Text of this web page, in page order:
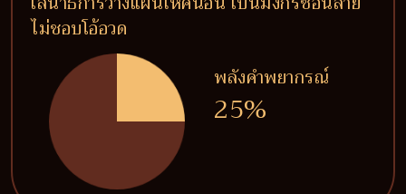
ไม่ชอบโอ้อวด
พลังคำพยากรณ์
25%